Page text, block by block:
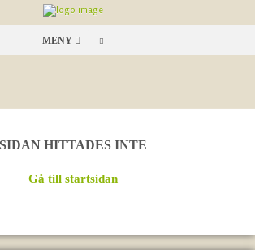
MENY
SIDAN HITTADES INTE
Gå till startsidan